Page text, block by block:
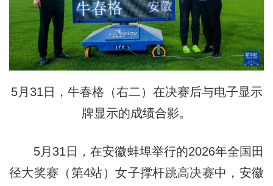
5月31日，牛春格（右二）在决赛后与电子显示
牌显示的成绩合影。
5月31日，在安徽蚌埠举行的2026年全国田
径大奖赛（第4站）女子撑杆跳高决赛中，安徽